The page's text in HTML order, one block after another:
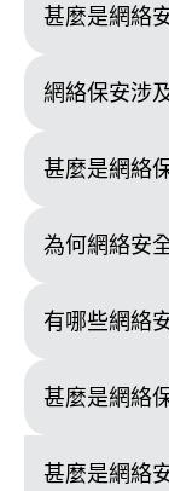
甚麼是網絡
網絡保安涉
甚麼是網絡
為何網絡安
有哪些網絡
甚麼是網絡
甚麼是網絡